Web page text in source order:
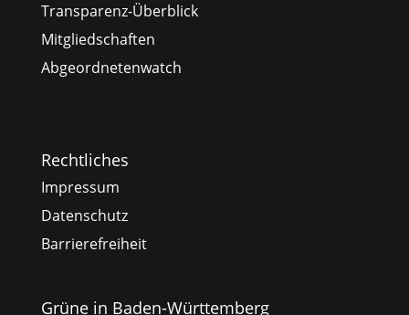
Transparenz-Überblick
Mitgliedschaften
Abgeordnetenwatch
Rechtliches
Impressum
Datenschutz
Barrierefreiheit
Grüne in Baden-Württemberg